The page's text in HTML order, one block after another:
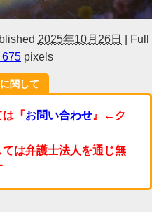
2025年10月26日
Full
675 pixels
関して
『お問い合わせ 』←ク
は弁護士法人を通じ無